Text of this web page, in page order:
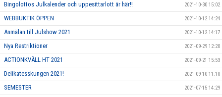
Bingolottos Julkalender och uppesittarlott är här!! 2021-10-30 15:02
WEBBUKTIK ÖPPEN 2021-10-12 14:24
Anmälan till Julshow 2021 2021-10-12 14:17
Nya Restriktioner 2021-09-29 12:20
ACTIONKVÄLL HT 2021 2021-09-21 15:53
Delikatesskungen 2021! 2021-09-10 11:10
SEMESTER 2021-07-15 14:29